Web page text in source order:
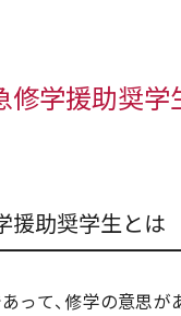
学援助奨
助奨学生とは
って、修学の意思